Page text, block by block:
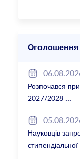
Оголошення
Розпочався
2027/2028
Науковців